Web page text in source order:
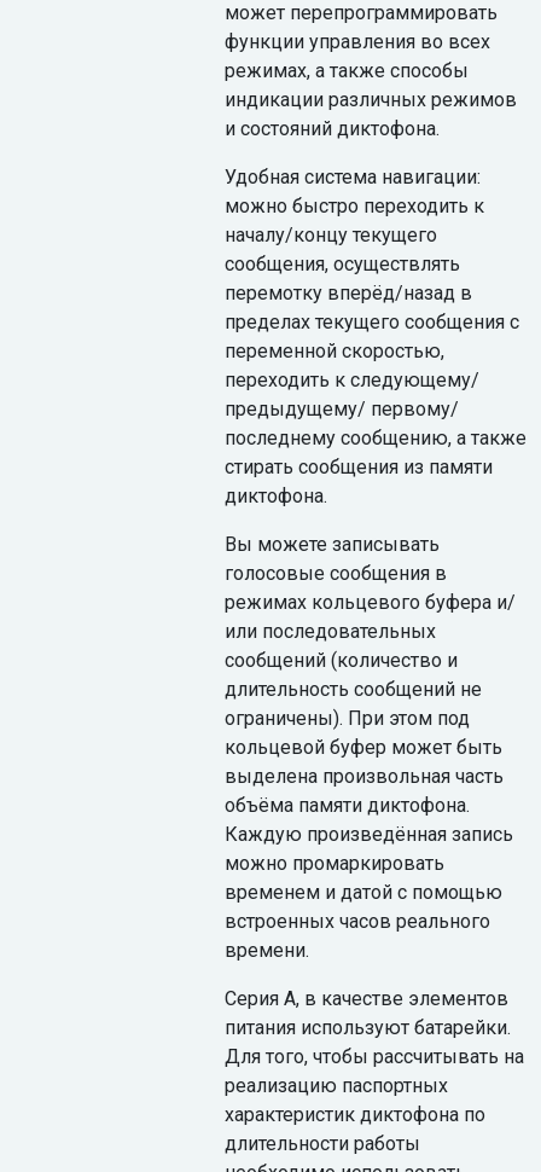
может перепрограммировать
функции управления во всех
режимах, а также способы
индикации различных режимов
и состояний диктофона.
Удобная система навигации:
можно быстро переходить к
началу/концу текущего
сообщения, осуществлять
перемотку вперёд/назад в
пределах текущего сообщения с
переменной скоростью,
переходить к следующему/
предыдущему/ первому/
последнему сообщению, а также
стирать сообщения из памяти
диктофона.
Вы можете записывать
голосовые сообщения в
режимах кольцевого буфера и/
или последовательных
сообщений (количество и
длительность сообщений не
ограничены). При этом под
кольцевой буфер может быть
выделена произвольная часть
объёма памяти диктофона.
Каждую произведённая запись
можно промаркировать
временем и датой с помощью
встроенных часов реального
времени.
Серия А, в качестве элементов
питания используют батарейки.
Для того, чтобы рассчитывать на
реализацию паспортных
характеристик диктофона по
длительности работы